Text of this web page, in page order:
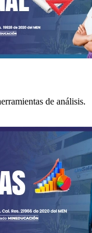
de análisis.